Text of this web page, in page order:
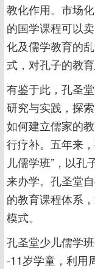
教化作用。市场
的国学课程可以
化及儒学教育的
式，对孔子的教
有鉴于此，孔圣
研究与实践，探
如何建立儒家的
行疗补。五年来
儿儒学班”，以孔
来办学。孔圣堂
的教育课程体系
模式。
孔圣堂少儿儒学
-11岁学童，利用